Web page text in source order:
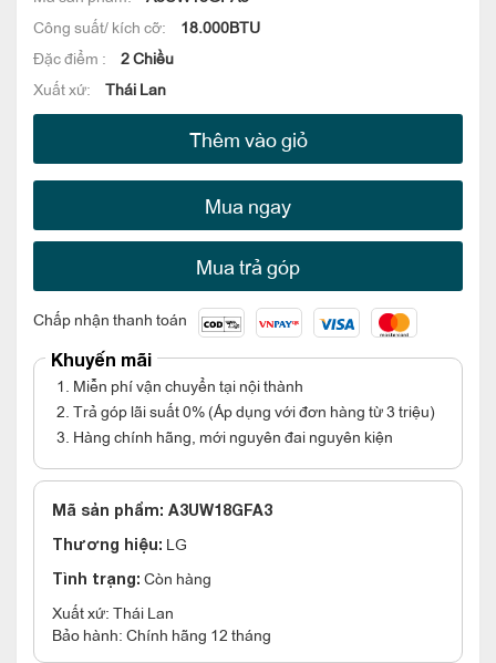
Công suất/ kích cỡ:
18.000BTU
Đặc điểm :
2 Chiều
Xuất xứ:
Thái Lan
Thêm vào giỏ
Mua ngay
Mua trả góp
Chấp nhận thanh toán
Khuyến mãi
1. Miễn phí vận chuyển tại nội thành
2. Trả góp lãi suất 0% (Áp dụng với đơn hàng từ 3 triệu)
3. Hàng chính hãng, mới nguyên đai nguyên kiện
Mã sản phẩm: A3UW18GFA3
Thương hiệu: LG
Tình trạng: Còn hàng
Xuất xứ: Thái Lan
Bảo hành: Chính hãng 12 tháng